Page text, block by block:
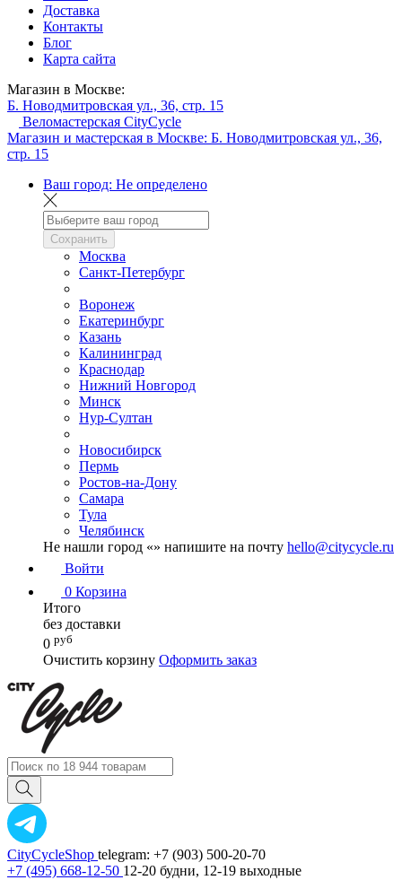
Доставка
Контакты
Блог
Карта сайта
Магазин в Москве:
Б. Новодмитровская ул., 36, стр. 15
Веломастерская CityCycle
Магазин и мастерская в Москве: Б. Новодмитровская ул., 36,
стр. 15
Ваш город: Не определено
Сохранить
Москва
Санкт-Петербург
Воронеж
Екатеринбург
Казань
Калининград
Краснодар
Нижний Новгород
Минск
Нур-Султан
Новосибирск
Пермь
Ростов-на-Дону
Самара
Тула
Челябинск
Не нашли город «» напишите на почту hello@citycycle.ru
Войти
0 Корзина
Итого
без доставки
0 руб
Очистить корзину Оформить заказ
CityCycleShop telegram: +7 (903) 500-20-70
+7 (495) 668-12-50 12-20 будни, 12-19 выходные